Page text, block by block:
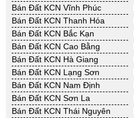
Bán Đất KCN Vĩnh Phúc
Bán Đất KCN Thanh Hóa
Bán Đất KCN Bắc Kạn
Bán Đất KCN Cao Bằng
Bán Đất KCN Hà Giang
Bán Đất KCN Lạng Sơn
Bán Đất KCN Nam Định
Bán Đất KCN Sơn La
Bán Đất KCN Thái Nguyên